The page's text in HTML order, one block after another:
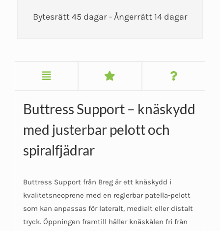
Bytesrätt 45 dagar - Ångerrätt 14 dagar
Buttress Support – knäskydd
med justerbar pelott och
spiralfjädrar
Buttress Support från Breg är ett knäskydd i
kvalitetsneoprene med en reglerbar patella-pelott
som kan anpassas för lateralt, medialt eller distalt
tryck. Öppningen framtill håller knäskålen fri från